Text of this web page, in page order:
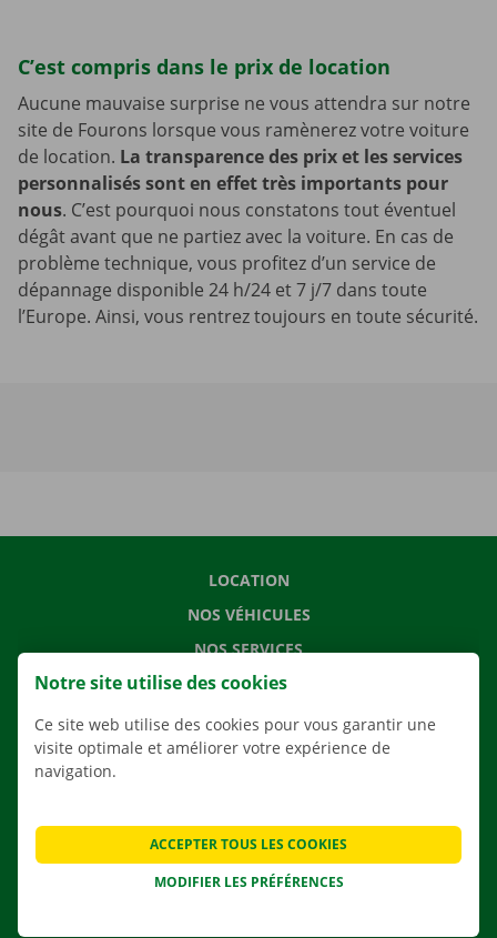
C’est compris dans le prix de location
Aucune mauvaise surprise ne vous attendra sur notre
site de Fourons lorsque vous ramènerez votre voiture
de location. La transparence des prix et les services
personnalisés sont en effet très importants pour
nous. C’est pourquoi nous constatons tout éventuel
dégât avant que ne partiez avec la voiture. En cas de
problème technique, vous profitez d’un service de
dépannage disponible 24 h/24 et 7 j/7 dans toute
l’Europe. Ainsi, vous rentrez toujours en toute sécurité.
LOCATION
NOS VÉHICULES
NOS SERVICES
AGENCES
APPLI
SOLUTIONS DE DÉMÉNAGEMENT
QUESTIONS FRÉQUENTES
Notre site utilise des cookies
Ce site web utilise des cookies pour vous garantir une
visite optimale et améliorer votre expérience de
navigation.
MODIFIER LES PRÉFÉRENCES
ACCEPTER TOUS LES COOKIES